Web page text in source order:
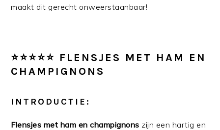
maakt dit gerecht onweerstaanbaar!
⭐️⭐️⭐️⭐️⭐️ FLENSJES MET HAM EN
CHAMPIGNONS
INTRODUCTIE:
Flensjes met ham en champignons zijn een hartig en